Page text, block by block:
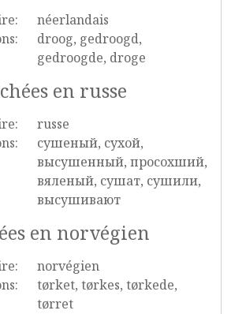
néerlandais
droog, gedroogd,
gedroogde, droge
en russe
russe
сушеный, сухой,
высушенный, просохший,
вяленый, сушат, сушили,
высушивают
en norvégien
norvégien
tørket, tørkes, tørkede,
tørret